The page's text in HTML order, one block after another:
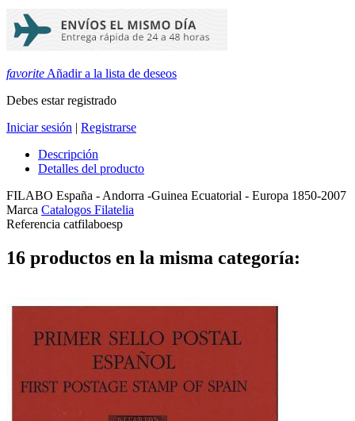
favorite Añadir a la lista de deseos
Debes estar registrado
Iniciar sesión | Registrarse
Descripción
Detalles del producto
FILABO España - Andorra -Guinea Ecuatorial - Europa 1850-2007
Marca Catalogos Filatelia
Referencia catfilaboesp
16 productos en la misma categoría: